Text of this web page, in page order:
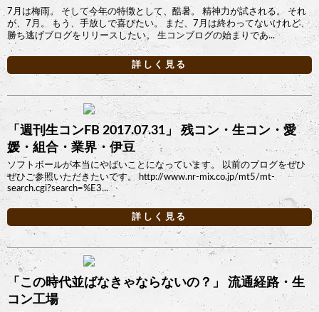
7月は梅雨。 そして今年の特徴として、酷暑。 精神力が試される。 それ
が、7月。 もう、手放しで喜びたい。 まだ、7月は終わってないけれど、
勝ち逃げブログをリリースしたい。 生コンブログの始まりであ...
詳しく見る
「週刊生コンFB 2017.07.31」 残コン・生コン・愛
媛・組合・業界・伊豆
ソフトボールが本当にやばいことになっています。 以前のブログをぜひ
ぜひご参照いただきたいです。 http://www.nr-mix.co.jp/mt5/mt-
search.cgi?search=%E3...
詳しく見る
「この時代並ばなきゃならないの？」 流通経路・生
コン工場